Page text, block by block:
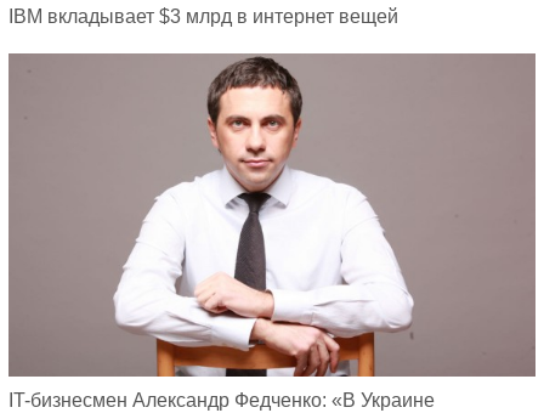
IBM вкладывает $3 млрд в интернет вещей
IT-бизнесмен Александр Федченко: «В Украине